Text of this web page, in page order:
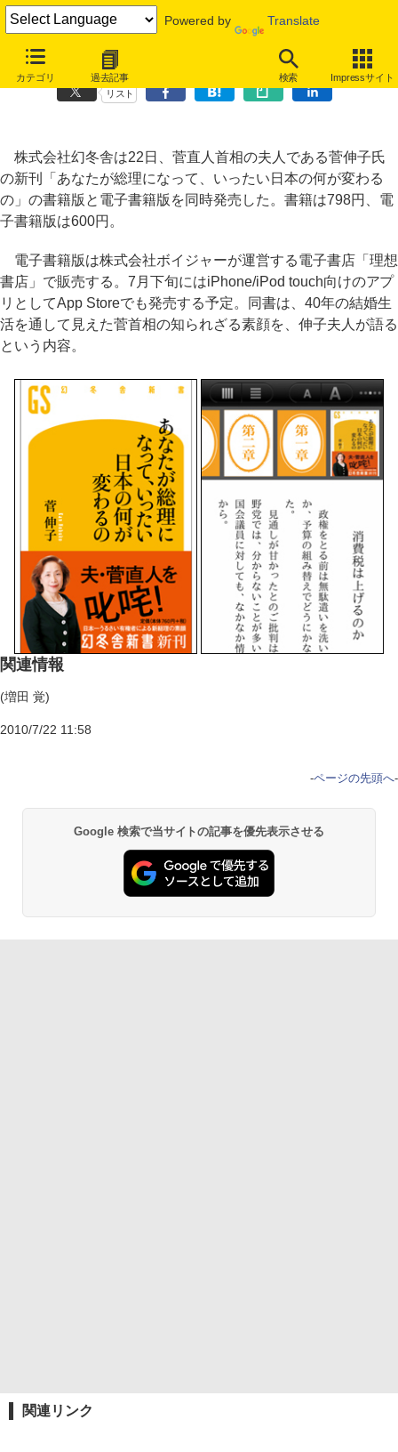
Powered by Translate
カテゴリ 過去記事 検索 Impressサイト
幻冬舎、菅首相夫人の新刊を電子書籍版と同時発売
リスト
株式会社幻冬舎は22日、菅直人首相の夫人である菅伸子氏
の新刊「あなたが総理になって、いったい日本の何が変わる
の」の書籍版と電子書籍版を同時発売した。書籍は798円、電
子書籍版は600円。
電子書籍版は株式会社ボイジャーが運営する電子書店「理想
書店」で販売する。7月下旬にはiPhone/iPod touch向けのアプ
リとしてApp Storeでも発売する予定。同書は、40年の結婚生
活を通して見えた菅首相の知られざる素顔を、伸子夫人が語る
という内容。
関連情報
(増田 覚)
2010/7/22 11:58
-ページの先頭へ-
Google 検索で当サイトの記事を優先表示させる
関連リンク